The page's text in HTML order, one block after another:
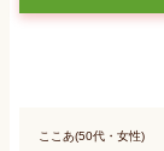
ここあ(50代・女性)